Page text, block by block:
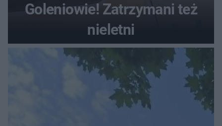
Goleniowie! Zatrzymani też
nieletni